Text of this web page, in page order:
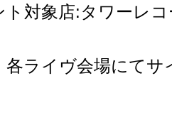
対象店:タワーレ
ライヴ会場にてサ